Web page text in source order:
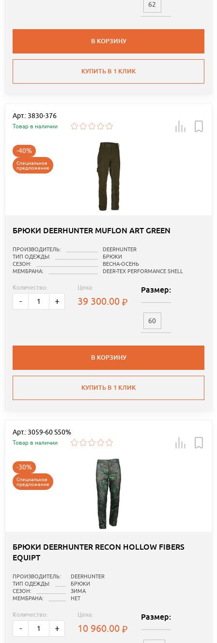
62
В КОРЗИНУ
КУПИТЬ В 1 КЛИК
Арт.: 3830-376
Товар в наличии
-40%
Специальное
предложение
БРЮКИ DEERHUNTER MUFLON ART GREEN
ПРОИЗВОДИТЕЛЬ:
DEERHUNTER
ТИП ОДЕЖДЫ:
БРЮКИ
СЕЗОН:
ВЕСНА-ОСЕНЬ
МЕМБРАНА:
DEER-TEX PERFORMANCE SHELL
Количество:
- +
Цена:
39 300.00
Размер:
60
В КОРЗИНУ
КУПИТЬ В 1 КЛИК
Арт.: 3059-60 S50%
Товар в наличии
-30%
Специальное
предложение
БРЮКИ DEERHUNTER RECON HOLLOW FIBERS
EQUIPT
ПРОИЗВОДИТЕЛЬ:
DEERHUNTER
ТИП ОДЕЖДЫ:
БРЮКИ
СЕЗОН:
ЗИМА
МЕМБРАНА:
НЕТ
Количество:
- +
Цена:
10 960.00
Размер: